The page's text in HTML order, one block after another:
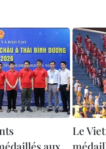
aux
Le